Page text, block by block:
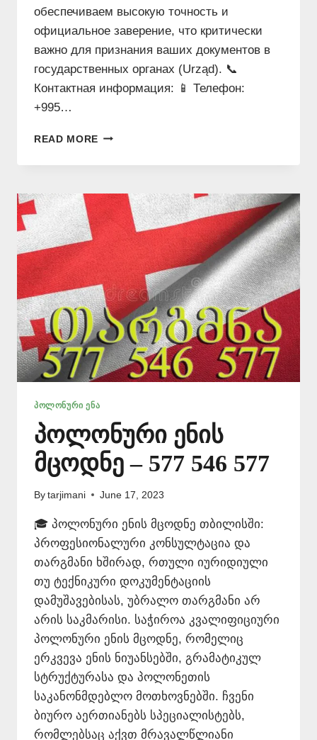
обеспечиваем высокую точность и
официальное заверение, что критически
важно для признания ваших документов в
государственных органах (Urząd). 📞
Контактная информация: 📱 Телефон:
+995…
READ MORE ПЕРЕВОДЧИК
ЯЗЫКА
(+995)
577
546
577
ᲞᲝᲚᲝᲜᲣᲠᲘ ᲔᲜᲐ
პოლონური ენის
მცოდნე – 577 546 577
By tarjimani June 17, 2023
🎓 პოლონური ენის მცოდნე თბილისში:
პროფესიონალური კონსულტაცია და
თარგმანი ხშირად, რთული იურიდიული
თუ ტექნიკური დოკუმენტაციის
დამუშავებისას, უბრალო თარგმანი არ
არის საკმარისი. საჭიროა კვალიფიციური
პოლონური ენის მცოდნე, რომელიც
ერკვევა ენის ნიუანსებში, გრამატიკულ
სტრუქტურასა და პოლონეთის
საკანონმდებლო მოთხოვნებში. ჩვენი
ბიურო აერთიანებს სპეციალისტებს,
რომლებსაც აქვთ მრავალწლიანი